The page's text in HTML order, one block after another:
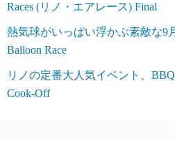
Races (リノ・エアレース) Final
熱気球がいっぱい浮かぶ素敵な9
Balloon Race
リノの定番大人気イベント、
Cook-Off